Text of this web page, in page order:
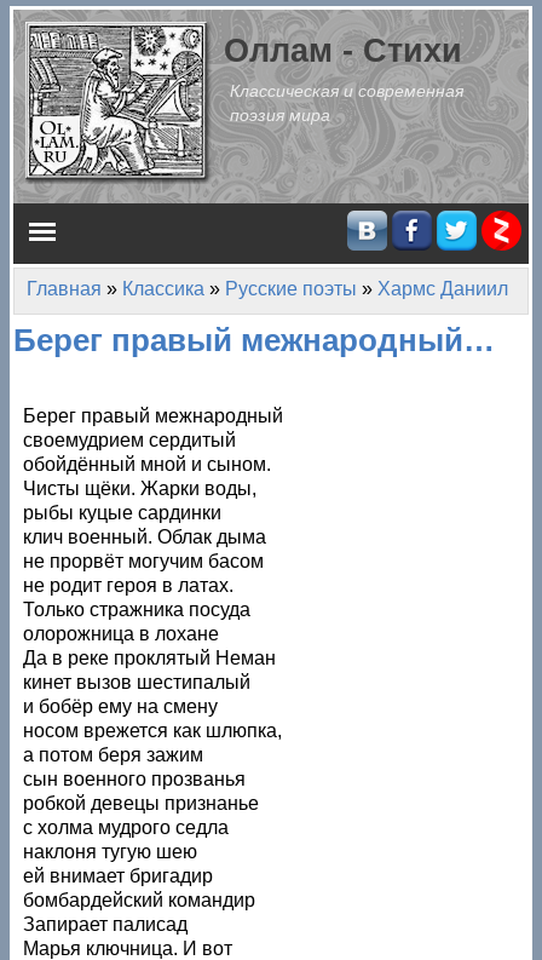
Перейти к основному содержанию
Оллам - Стихи
Классическая и современная
поэзия мира
Главное меню
Вы здесь
Главная » Классика » Русские поэты » Хармс Даниил
Берег правый межнародный…
Берег правый межнародный
своемудрием сердитый
обойдённый мной и сыном.
Чисты щёки. Жарки воды,
рыбы куцые сардинки
клич военный. Облак дыма
не прорвёт могучим басом
не родит героя в латах.
Только стражника посуда
олорожница в лохане
Да в реке проклятый Неман
кинет вызов шестипалый
и бобёр ему на смену
носом врежется как шлюпка,
а потом беря зажим
сын военного прозванья
робкой девецы признанье
с холма мудрого седла
наклоня тугую шею
ей внимает бригадир
бомбардейский командир
Запирает палисад
Марья ключница. И вот